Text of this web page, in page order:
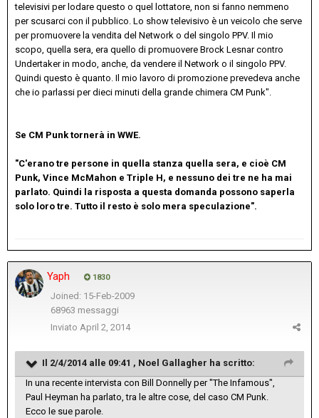
televisivi per lodare questo o quel lottatore, non si fanno nemmeno
per scusarci con il pubblico. Lo show televisivo è un veicolo che serve
per promuovere la vendita del Network o del singolo PPV. Il mio
scopo, quella sera, era quello di promuovere Brock Lesnar contro
Undertaker in modo, anche, da vendere il Network o il singolo PPV.
Quindi questo è quanto. Il mio lavoro di promozione prevedeva anche
che io parlassi per dieci minuti della grande chimera CM Punk".
Se CM Punk tornerà in WWE.
"C'erano tre persone in quella stanza quella sera, e cioè CM
Punk, Vince McMahon e Triple H, e nessuno dei tre ne ha mai
parlato. Quindi la risposta a questa domanda possono saperla
solo loro tre. Tutto il resto è solo mera speculazione".
Yaph 1830
Joined: 15-Feb-2009
68963 messaggi
Inviato April 2, 2014
Il 2/4/2014 alle 09:41 , Noel Gallagher ha scritto:
In una recente intervista con Bill Donnelly per "The Infamous",
Paul Heyman ha parlato, tra le altre cose, del caso CM Punk.
Ecco le sue parole.